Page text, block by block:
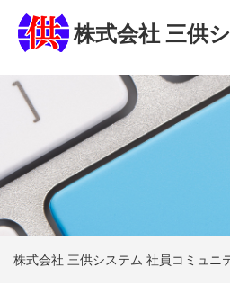
株式会社 三供
株式会社 三供システム 社員コミュニ